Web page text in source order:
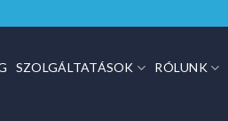
SZOLGÁLTATÁSOK RÓLUNK